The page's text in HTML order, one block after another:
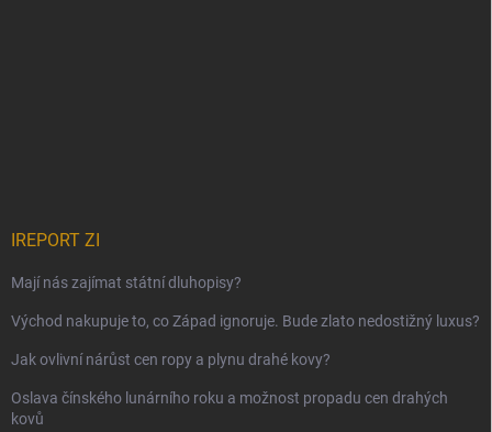
IREPORT ZI
Mají nás zajímat státní dluhopisy?
Východ nakupuje to, co Západ ignoruje. Bude zlato nedostižný luxus?
Jak ovlivní nárůst cen ropy a plynu drahé kovy?
Oslava čínského lunárního roku a možnost propadu cen drahých
kovů